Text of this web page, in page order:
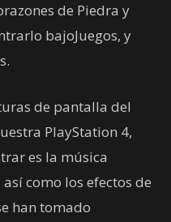
de Piedra y
bajoJuegos, y
de pantalla del
PlayStation 4,
es la música
como los efectos de
han tomado